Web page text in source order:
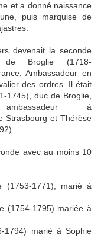
et a donné naissance
puis marquise de
devenait la seconde
Broglie (1718-
Ambassadeur en
des ordres. Il était
1745), duc de Broglie,
à
Strasbourg et Thérèse
avec au moins 10
(1753-1771), marié à
(1754-1795) mariée à
1794) marié à Sophie